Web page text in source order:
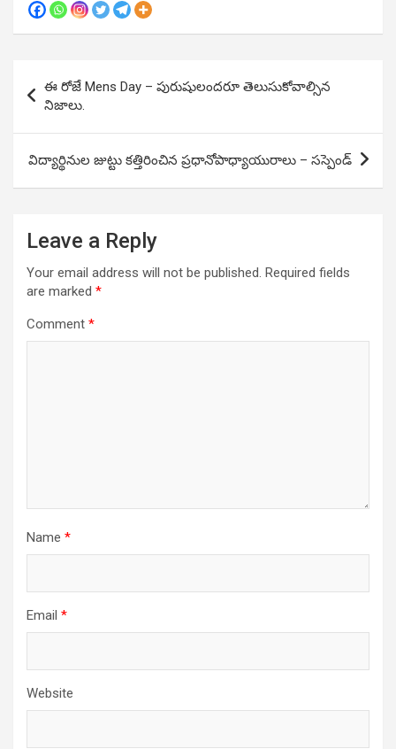
navigation
ఈ రోజే Mens Day – పురుషులందరూ తెలుసుకోవాల్సిన
నిజాలు.
విద్యార్థినుల జుట్టు కత్తిరించిన ప్రధానోపాధ్యాయురాలు – సస్పెండ్
Leave a Reply
Your email address will not be published. Required fields
are marked *
Comment *
Name *
Email *
Website